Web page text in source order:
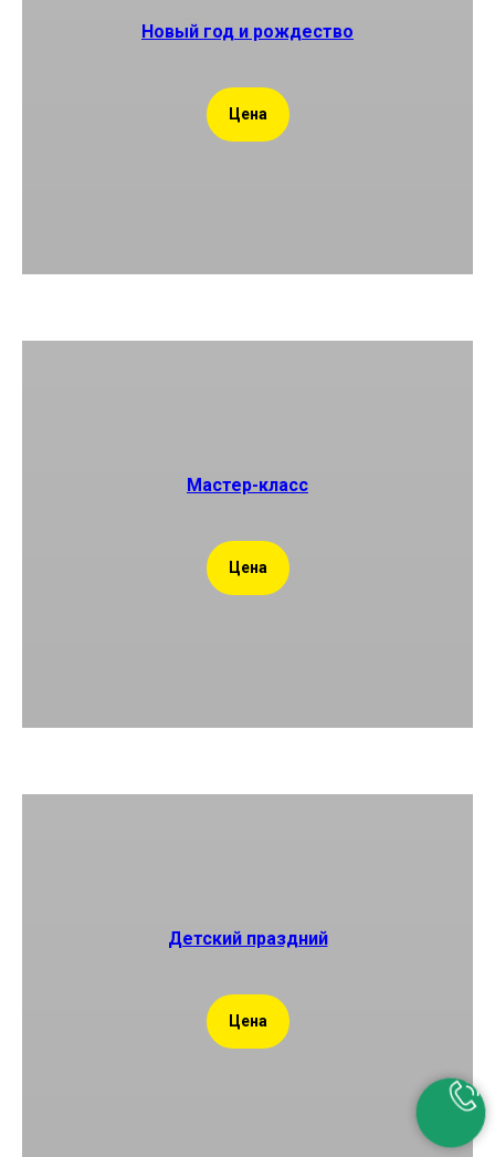
Новый год и рождество
Цена
Мастер-класс
Цена
Детский праздний
Цена